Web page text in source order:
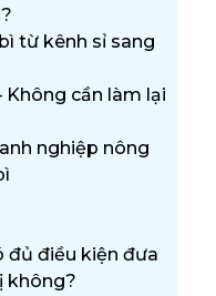
từ kênh sỉ sang
Không cần làm lại
nghiệp nông
đủ điều kiện đưa
không?